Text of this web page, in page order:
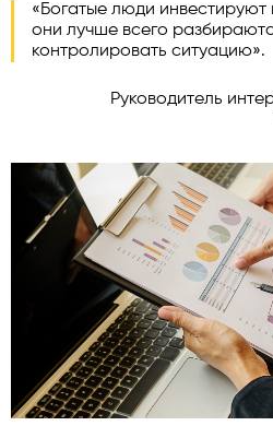
«Богатые люди инвестируют
они лучше всего
контролировать ситуацию».
Руководитель